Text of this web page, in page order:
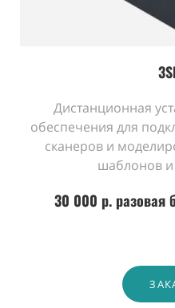
Дистанционная
обеспечения для
сканеров и
шаблонов и
30 000 р. разовая